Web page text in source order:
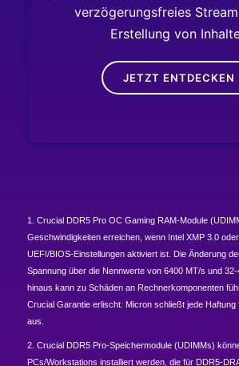
verzögerungsfreies
Erstellung von
JETZT ENTDECKEN
1. Crucial DDR5 Pro OC Gaming RAM-Module
Geschwindigkeiten erreichen, wenn Intel XMP 3.0
UEFI/BIOS-Einstellungen aktiviert ist. Die Änderung
Spannung über die Nennwerte von 6400 MT/s und
hinaus kann zu Schäden an Rechnerkomponenten
Crucial Garantie erlischt. Micron schließt jede Haftung
aus.
2. Crucial DDR5 Pro-Speichermodule (UDIMMs)
PCs/Workstations installiert werden, die für DDR5-